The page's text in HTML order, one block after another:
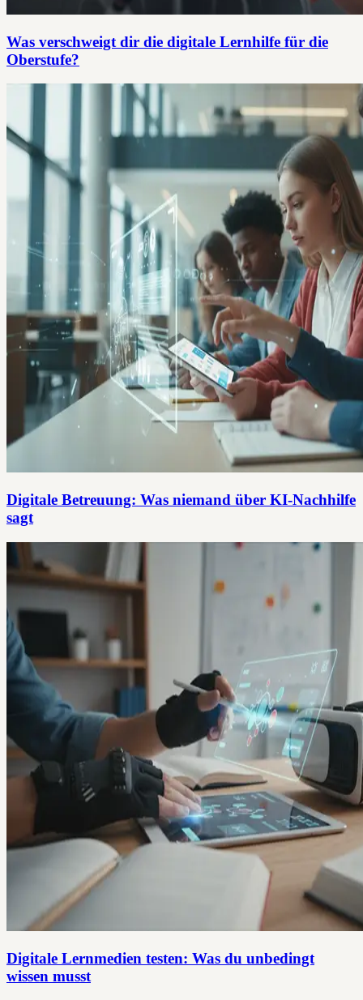
Was verschweigt dir die digitale Lernhilfe für die
Oberstufe?
Digitale Betreuung: Was niemand über KI-Nachhilfe
sagt
Digitale Lernmedien testen: Was du unbedingt
wissen musst